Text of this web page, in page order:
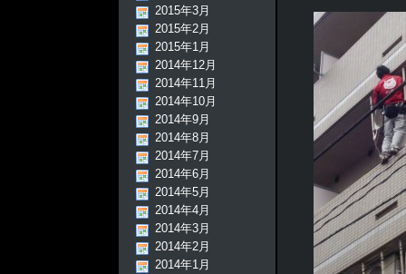
2015年3月
2015年2月
2015年1月
2014年12月
2014年11月
2014年10月
2014年9月
2014年8月
2014年7月
2014年6月
2014年5月
2014年4月
2014年3月
2014年2月
2014年1月